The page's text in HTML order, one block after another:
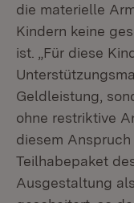
die materielle
Kindern keine
ist. „Für diese
Geldleistung,
ohne restriktive
diesem
Teilhabepaket
Ausgestaltung